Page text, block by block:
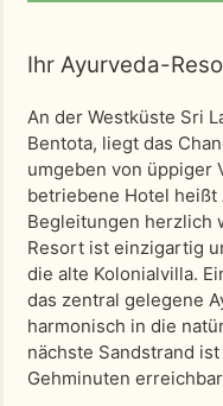
Ihr Ayurveda-
An der Westküste Sri
Bentota, liegt das
umgeben von üppiger
betriebene Hotel heißt
Begleitungen herzlich
Resort ist einzigartig
die alte Kolonialvilla.
das zentral gelegene
harmonisch in die
nächste Sandstrand
Gehminuten